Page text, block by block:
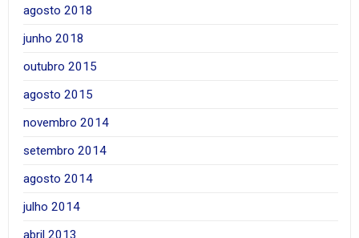
agosto 2018
junho 2018
outubro 2015
agosto 2015
novembro 2014
setembro 2014
agosto 2014
julho 2014